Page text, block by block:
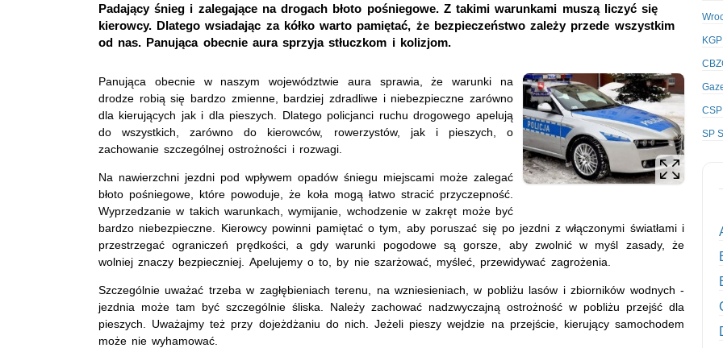
Padający śnieg i zalegające na drogach błoto pośniegowe. Z takimi warunkami muszą liczyć się
kierowcy. Dlatego wsiadając za kółko warto pamiętać, że bezpieczeństwo zależy przede wszystkim
od nas. Panująca obecnie aura sprzyja stłuczkom i kolizjom.
Panująca obecnie w naszym województwie aura sprawia, że warunki na
drodze robią się bardzo zmienne, bardziej zdradliwe i niebezpieczne zarówno
dla kierujących jak i dla pieszych. Dlatego policjanci ruchu drogowego apelują
do wszystkich, zarówno do kierowców, rowerzystów, jak i pieszych, o
zachowanie szczególnej ostrożności i rozwagi.
Na nawierzchni jezdni pod wpływem opadów śniegu miejscami może zalegać
błoto pośniegowe, które powoduje, że koła mogą łatwo stracić przyczepność.
Wyprzedzanie w takich warunkach, wymijanie, wchodzenie w zakręt może być
bardzo niebezpieczne. Kierowcy powinni pamiętać o tym, aby poruszać się po jezdni z włączonymi światłami i
przestrzegać ograniczeń prędkości, a gdy warunki pogodowe są gorsze, aby zwolnić w myśl zasady, że
wolniej znaczy bezpieczniej. Apelujemy o to, by nie szarżować, myśleć, przewidywać zagrożenia.
Szczególnie uważać trzeba w zagłębieniach terenu, na wzniesieniach, w pobliżu lasów i zbiorników wodnych -
jezdnia może tam być szczególnie śliska. Należy zachować nadzwyczajną ostrożność w pobliżu przejść dla
pieszych. Uważajmy też przy dojeżdżaniu do nich. Jeżeli pieszy wejdzie na przejście, kierujący samochodem
może nie wyhamować.
KGP
SP